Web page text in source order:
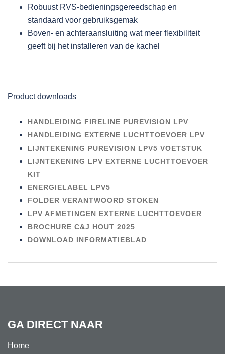
Robuust RVS-bedieningsgereedschap en
standaard voor gebruiksgemak
Boven- en achteraansluiting wat meer flexibiliteit
geeft bij het installeren van de kachel
Product downloads
HANDLEIDING FIRELINE PUREVISION LPV
HANDLEIDING EXTERNE LUCHTTOEVOER LPV
LIJNTEKENING PUREVISION LPV5 VOETSTUK
LIJNTEKENING LPV EXTERNE LUCHTTOEVOER
KIT
ENERGIELABEL LPV5
FOLDER VERANTWOORD STOKEN
LPV AFMETINGEN EXTERNE LUCHTTOEVOER
BROCHURE C&J HOUT 2025
DOWNLOAD INFORMATIEBLAD
GA DIRECT NAAR
Home